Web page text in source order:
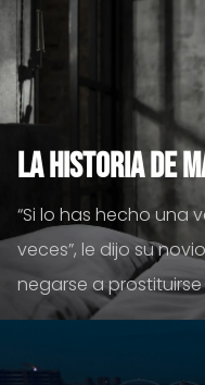
La historia de
“Si lo has hecho una
veces”, le dijo su
negarse a prostituirse